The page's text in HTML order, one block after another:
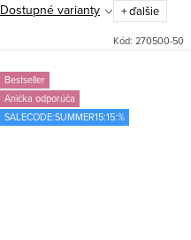
Dostupné varianty
+ ďalšie
Kód: 270500-50
Bestseller
Anička odporúča
SALECODE:SUMMER15:15:%